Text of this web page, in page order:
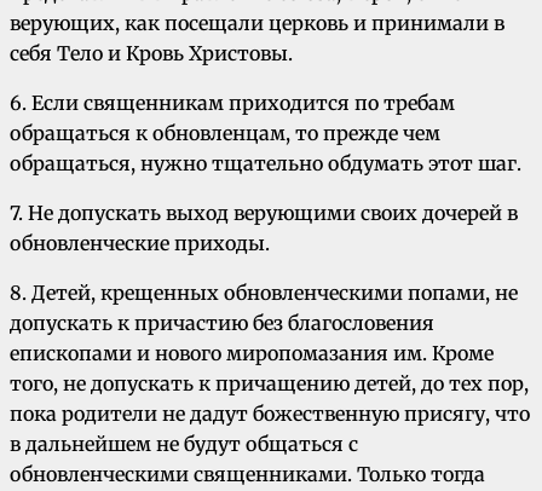
верующих, как посещали церковь и принимали в
себя Тело и Кровь Христовы.
6. Если священникам приходится по требам
обращаться к обновленцам, то прежде чем
обращаться, нужно тщательно обдумать этот шаг.
7. Не допускать выход верующими своих дочерей в
обновленческие приходы.
8. Детей, крещенных обновленческими попами, не
допускать к причастию без благословения
епископами и нового миропомазания им. Кроме
того, не допускать к причащению детей, до тех пор,
пока родители не дадут божественную присягу, что
в дальнейшем не будут общаться с
обновленческими священниками. Только тогда